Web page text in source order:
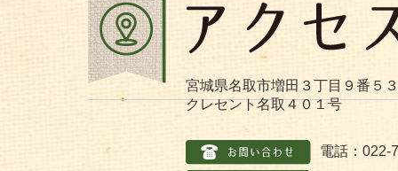
宮城県名取市増田３丁目９番５
クレセント名取４０１号
電話：022-